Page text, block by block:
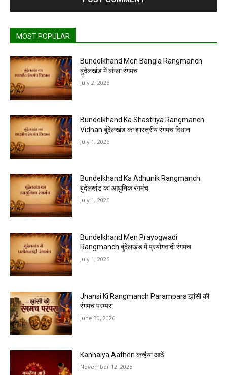
MOST POPULAR
Bundelkhand Men Bangla Rangmanch
बुंदेलखंड में बांग्ला रंगमंच
July 2, 2026
Bundelkhand Ka Shastriya Rangmanch
Vidhan बुंदेलखंड का शास्त्रीय रंगमंच विधान
July 1, 2026
Bundelkhand Ka Adhunik Rangmanch
बुंदेलखंड का आधुनिक रंगमंच
July 1, 2026
Bundelkhand Men Prayogwadi
Rangmanch बुंदेलखंड में प्रयोगवादी रंगमंच
July 1, 2026
Jhansi Ki Rangmanch Parampara झांसी की
रंगमंच परम्परा
June 30, 2026
Kanhaiya Aathen कन्हैया आठें
November 12, 2025